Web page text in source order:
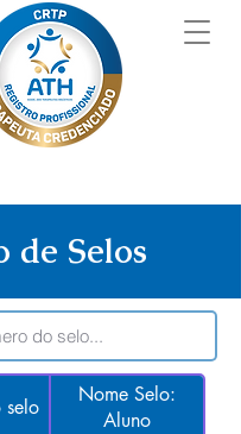
de Selos
selo
Nome Selo:
Aluno